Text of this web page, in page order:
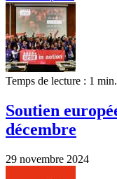
Temps de lecture : 1 min.
Soutien
décembre
29 novembre 2024